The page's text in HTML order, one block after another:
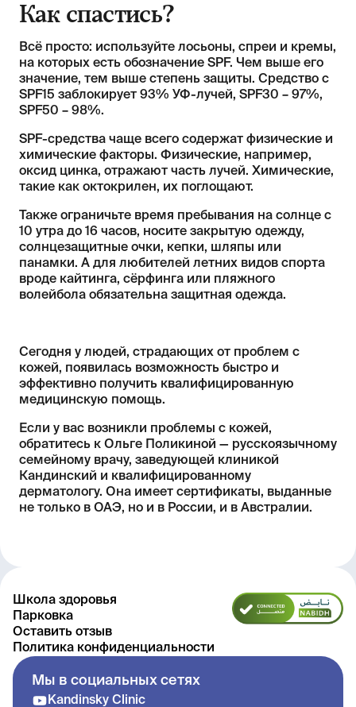
Как спастись?
Всё просто: используйте лосьоны, спреи и кремы,
на которых есть обозначение SPF. Чем выше его
значение, тем выше степень защиты. Средство с
SPF15 заблокирует 93% УФ-лучей, SPF30 – 97%,
SPF50 – 98%.
SPF-средства чаще всего содержат физические и
химические факторы. Физические, например,
оксид цинка, отражают часть лучей. Химические,
такие как октокрилен, их поглощают.
Также ограничьте время пребывания на солнце с
10 утра до 16 часов, носите закрытую одежду,
солнцезащитные очки, кепки, шляпы или
панамки. А для любителей летних видов спорта
вроде кайтинга, сёрфинга или пляжного
волейбола обязательна защитная одежда.
Сегодня у людей, страдающих от проблем с
кожей, появилась возможность быстро и
эффективно получить квалифицированную
медицинскую помощь.
Если у вас возникли проблемы с кожей,
обратитесь к Ольге Поликиной — русскоязычному
семейному врачу, заведующей клиникой
Кандинский и квалифицированному
дерматологу. Она имеет сертификаты, выданные
не только в ОАЭ, но и в России, и в Австралии.
Школа здоровья
Парковка
Оставить отзыв
Политика конфиденциальности
Мы в социальных сетях
Kandinsky Clinic